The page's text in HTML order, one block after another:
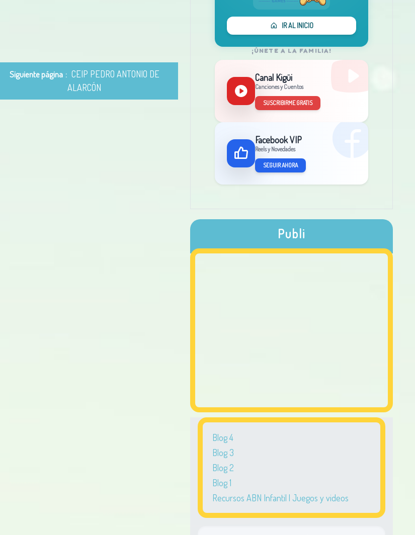
Siguiente página
CEIP PEDRO ANTONIO DE
ALARCÓN
IR AL INICIO
¡ÚNETE A LA FAMILIA!
Canal Kigüi
Canciones y Cuentos
SUSCRIBIRME GRATIS
Facebook VIP
Reels y Novedades
SEGUIR AHORA
Publi
Blog 4
Blog 3
Blog 2
Blog 1
Recursos ABN Infantil | Juegos y videos